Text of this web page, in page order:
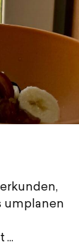
umplanen